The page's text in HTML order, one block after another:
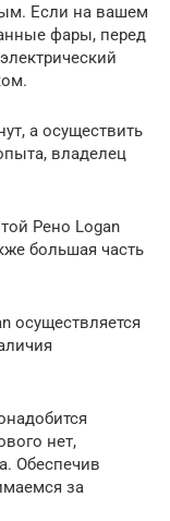
Если на вашем
фары, перед
а осуществить
владелец
Рено Logan
большая часть
осуществляется
нет,
Обеспечив
за